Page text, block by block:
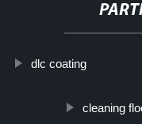
dlc coating
cleaning